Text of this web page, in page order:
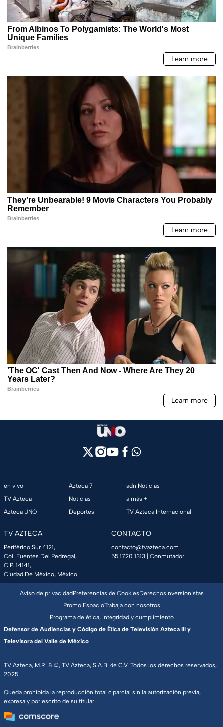
en vivo
TV Azteca
Azteca UNO
Azteca 7
Noticias
Deportes
adn Noticias
a más +
TV Azteca Internacional
TV AZTECA
Periférico Sur 4121,
Col. Fuentes Del Pedregal,
C.P. 14141,
Ciudad De México, México.
CONTACTO
contacto@tvazteca.com
55 1720 1313 | Conmutador
TV Azteca, M.R. & ©, TV Azteca, S.A.B. de C.V. Todos los derechos reservados,
2025.
Queda prohibida la reproducción total o parcial sin la autorización previa,
expresa y por escrito de su titular.
Aviso de privacidadPreferencias de CookiesDerechosInversionistas
Promo EspacioTrabaja con nosotros
Programa de ética, integridad y cumplimiento
Defensor de Audiencias y Código de Ética de Televisión Azteca III y
Televisora del Valle de México